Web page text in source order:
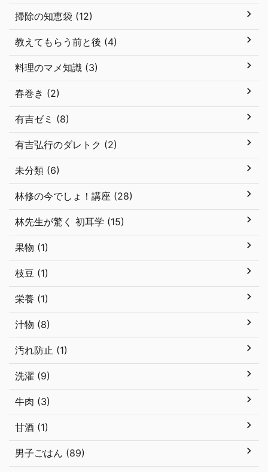
掃除の知恵袋 (12)
教えてもらう前と後 (4)
料理のマメ知識 (3)
春巻き (2)
有吉ゼミ (8)
有吉弘行のダレトク (2)
未分類 (6)
林修の今でしょ！講座 (28)
林先生が驚く 初耳学 (15)
果物 (1)
枝豆 (1)
栄養 (1)
汁物 (8)
汚れ防止 (1)
洗濯 (9)
牛肉 (3)
甘酒 (1)
男子ごはん (89)